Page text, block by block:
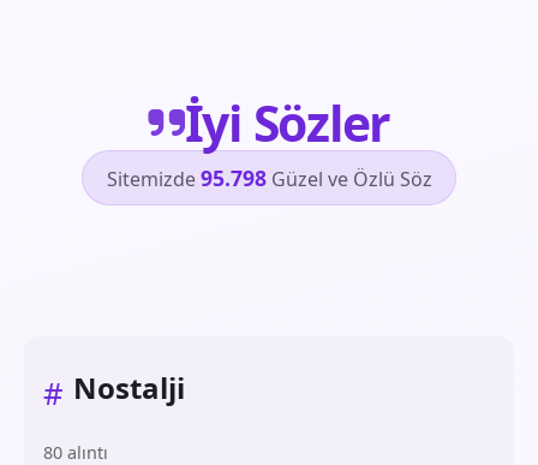
İyi Sözler
Sitemizde95.798Güzel ve Özlü Söz
# Nostalji
80 alıntı